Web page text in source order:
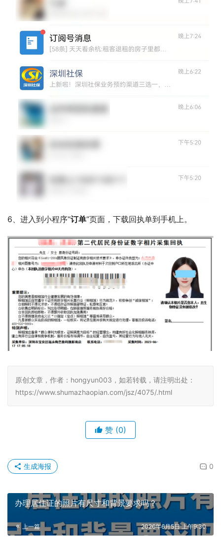
6、进入到小程序“订单”页面，下载回执单到手机上。
原创文章，作者：hongyun003，如若转载，请注明出处：
https://www.shumazhaopian.com/jsz/4075/.html
赞 (0)
0
生成海报
办理居住证的照片有尺寸和背景要求吗？
上一篇 2026年6月5日 上午9:30